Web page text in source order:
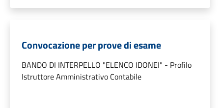
Convocazione per prove di esame
BANDO DI INTERPELLO "ELENCO IDONEI" - Profilo
Istruttore Amministrativo Contabile